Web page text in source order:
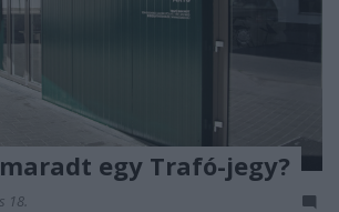
egy Trafó-jegy?
18.